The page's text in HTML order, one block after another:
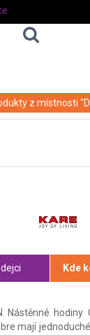
z místnosti
Kde
Nástěnné hodiny
mají